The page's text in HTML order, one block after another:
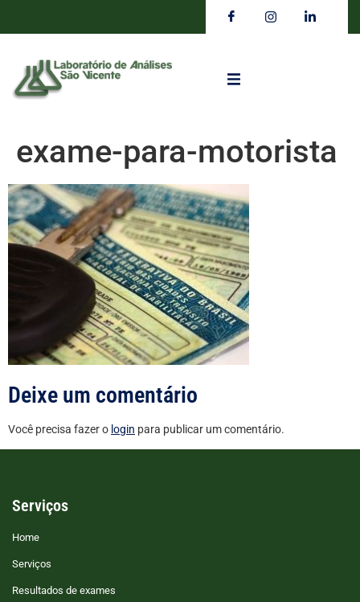
exame-para-motorista
Deixe um comentário
Você precisa fazer o login para publicar um comentário.
Serviços
Home
Serviços
Resultados de exames